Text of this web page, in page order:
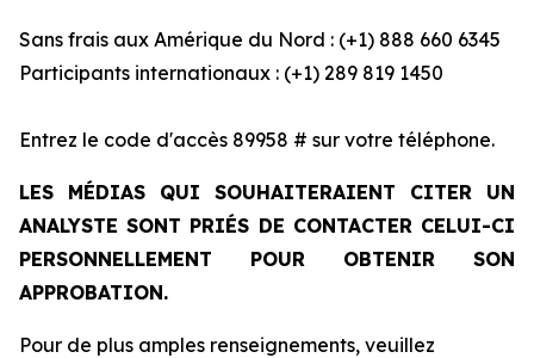
Sans frais aux Amérique du Nord : (+1) 888 660 6345
Participants internationaux : (+1) 289 819 1450
Entrez le code d'accès 89958 # sur votre téléphone.
LES MÉDIAS QUI SOUHAITERAIENT CITER UN
ANALYSTE SONT PRIÉS DE CONTACTER CELUI-CI
PERSONNELLEMENT POUR OBTENIR SON
APPROBATION.
Pour de plus amples renseignements, veuillez